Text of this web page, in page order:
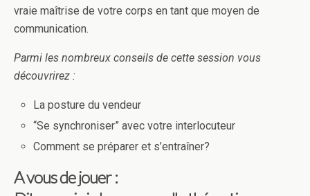
vraie maîtrise de votre corps en tant que moyen de
communication.
Parmi les nombreux conseils de cette session vous
découvrirez :
La posture du vendeur
“Se synchroniser” avec votre interlocuteur
Comment se préparer et s’entraîner?
A vous de jouer :